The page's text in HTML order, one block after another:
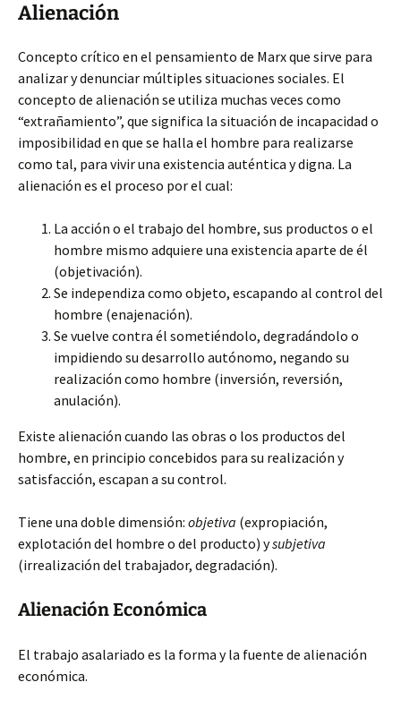
Alienación
Concepto crítico en el pensamiento de Marx que sirve para
analizar y denunciar múltiples situaciones sociales. El
concepto de alienación se utiliza muchas veces como
“extrañamiento”, que significa la situación de incapacidad o
imposibilidad en que se halla el hombre para realizarse
como tal, para vivir una existencia auténtica y digna. La
alienación es el proceso por el cual:
La acción o el trabajo del hombre, sus productos o el
hombre mismo adquiere una existencia aparte de él
(objetivación).
Se independiza como objeto, escapando al control del
hombre (enajenación).
Se vuelve contra él sometiéndolo, degradándolo o
impidiendo su desarrollo autónomo, negando su
realización como hombre (inversión, reversión,
anulación).
Existe alienación cuando las obras o los productos del
hombre, en principio concebidos para su realización y
satisfacción, escapan a su control.
Tiene una doble dimensión: objetiva (expropiación,
explotación del hombre o del producto) ysubjetiva
(irrealización del trabajador, degradación).
Alienación Económica
El trabajo asalariado es la forma y la fuente de alienación
económica.